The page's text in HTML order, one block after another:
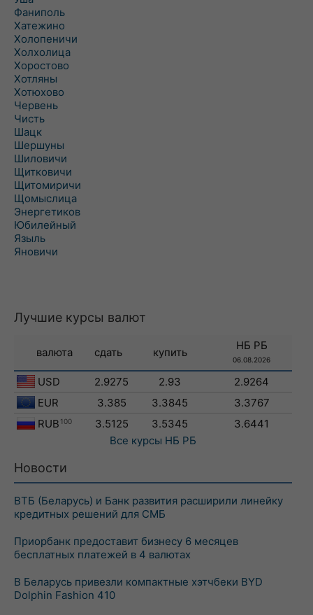
Фаниполь
Хатежино
Холопеничи
Холхолица
Хоростово
Хотляны
Хотюхово
Червень
Чисть
Шацк
Шершуны
Шиловичи
Щитковичи
Щитомиричи
Щомыслица
Энергетиков
Юбилейный
Языль
Яновичи
Лучшие курсы валют
валюта сдать купить
НБ РБ
06.08.2026
USD 2.9275 2.93
2.9264
EUR
3.385 3.3845
3.3767
RUB 100 3.5125 3.5345
3.6441
Все курсы НБ РБ
Новости
ВТБ (Беларусь) и Банк развития расширили линейку
кредитных решений для СМБ
Приорбанк предоставит бизнесу 6 месяцев
бесплатных платежей в 4 валютах
В Беларусь привезли компактные хэтчбеки BYD
Dolphin Fashion 410